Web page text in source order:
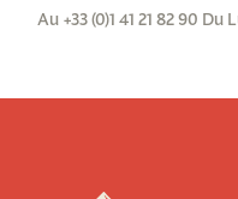
Au +33 (0)1 41 21 82 90